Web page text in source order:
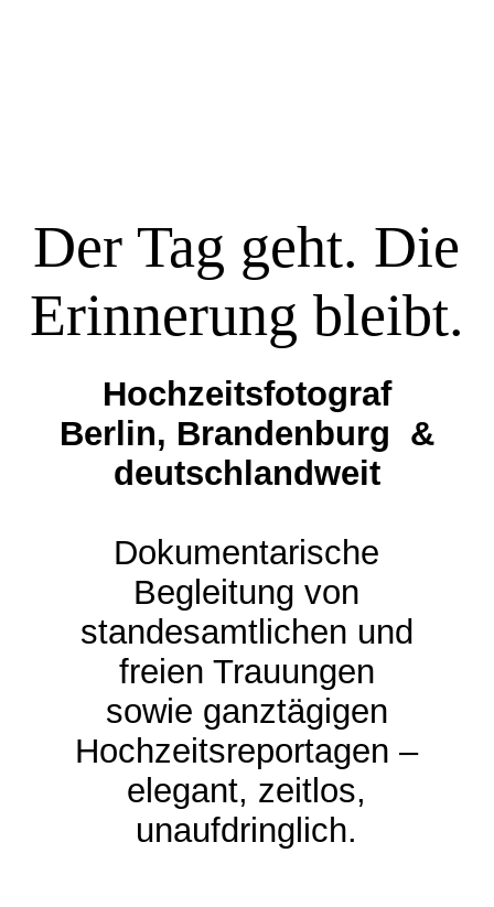
Der Tag geht. Die
Erinnerung bleibt.
Hochzeitsfotograf
Berlin, Brandenburg &
deutschlandweit
Dokumentarische
Begleitung von
standesamtlichen und
freien Trauungen
sowie ganztägigen
Hochzeitsreportagen –
elegant, zeitlos,
unaufdringlich.
Über mich
Weitere Bereiche
Anfrage stellen →